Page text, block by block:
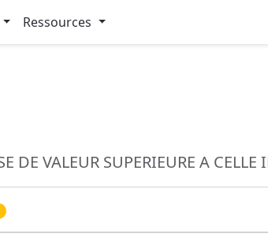
Ressources
DE VALEUR SUPERIEURE A